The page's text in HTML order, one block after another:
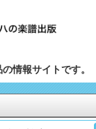
情報サイトです。